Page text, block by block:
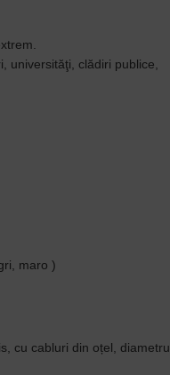
universităţi, clădiri publice,
maro )
cu cabluri din oțel, diametru